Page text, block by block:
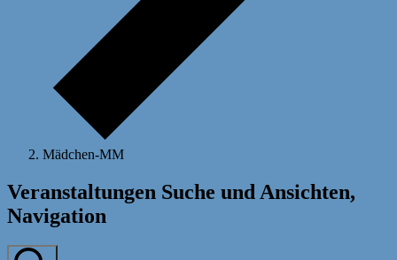
Mädchen-MM
Veranstaltungen
Veranstaltungen Suche und Ansichten,
Navigation